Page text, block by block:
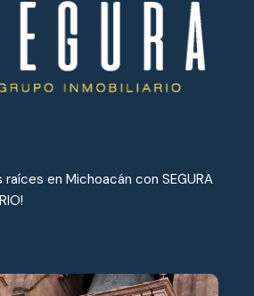
raíces en Michoacán con SEGURA